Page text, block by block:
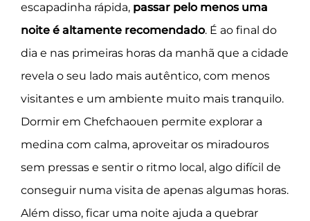
escapadinha rápida, passar pelo menos uma
noite é altamente recomendado. É ao final do
dia e nas primeiras horas da manhã que a cidade
revela o seu lado mais autêntico, com menos
visitantes e um ambiente muito mais tranquilo.
Dormir em Chefchaouen permite explorar a
medina com calma, aproveitar os miradouros
sem pressas e sentir o ritmo local, algo difícil de
conseguir numa visita de apenas algumas horas.
Além disso, ficar uma noite ajuda a quebrar